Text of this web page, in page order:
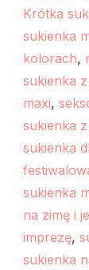
Krótka
sukienka
kolorach,
sukienka
maxi,
sukienka
sukienka
sukienka
na zimę i
imprezę,
sukienka